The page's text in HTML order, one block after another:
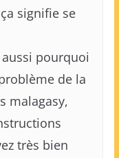
signifie se
pourquoi
de la
malagasy,
très bien